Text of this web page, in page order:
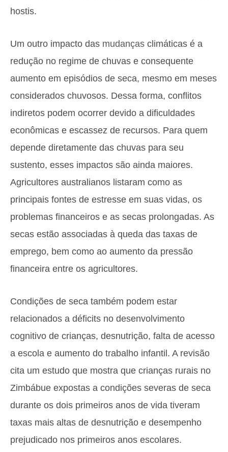
hostis.
Um outro impacto das mudanças climáticas é a
redução no regime de chuvas e consequente
aumento em episódios de seca, mesmo em meses
considerados chuvosos. Dessa forma, conflitos
indiretos podem ocorrer devido a dificuldades
econômicas e escassez de recursos. Para quem
depende diretamente das chuvas para seu
sustento, esses impactos são ainda maiores.
Agricultores australianos listaram como as
principais fontes de estresse em suas vidas, os
problemas financeiros e as secas prolongadas. As
secas estão associadas à queda das taxas de
emprego, bem como ao aumento da pressão
financeira entre os agricultores.
Condições de seca também podem estar
relacionados a déficits no desenvolvimento
cognitivo de crianças, desnutrição, falta de acesso
a escola e aumento do trabalho infantil. A revisão
cita um estudo que mostra que crianças rurais no
Zimbábue expostas a condições severas de seca
durante os dois primeiros anos de vida tiveram
taxas mais altas de desnutrição e desempenho
prejudicado nos primeiros anos escolares.